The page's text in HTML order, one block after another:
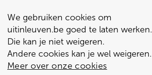
We gebruiken cookies om
uitinleuven.be goed te laten werken.
Die kan je niet weigeren.
Andere cookies kan je wel weigeren.
Meer over onze cookies